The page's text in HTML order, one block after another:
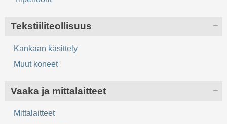
Tekstiiliteollisuus
Kankaan käsittely
Muut koneet
Vaaka ja mittalaitteet
Mittalaitteet